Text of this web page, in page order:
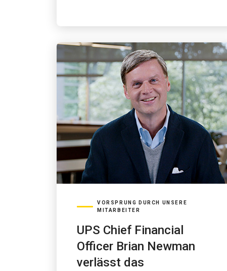
VORSPRUNG DURCH UNSERE
MITARBEITER
UPS Chief Financial
Officer Brian Newman
verlässt das